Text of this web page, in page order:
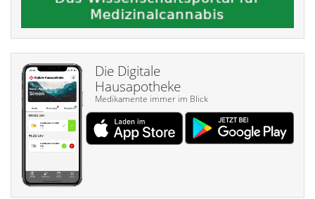
Die Digitale
Hausapotheke
Medikamente immer im Blick